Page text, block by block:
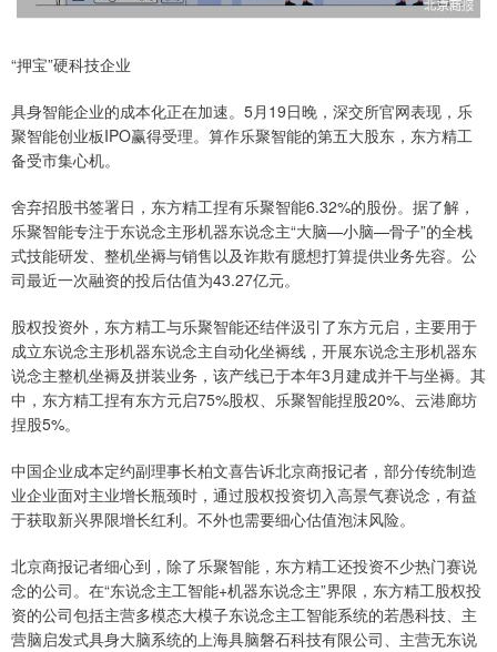
“押宝”硬科技企业
具身智能企业的成本化正在加速。5月19日晚，深交所官网表现，乐
聚智能创业板IPO赢得受理。算作乐聚智能的第五大股东，东方精工
备受市集心机。
舍弃招股书签署日，东方精工捏有乐聚智能6.32%的股份。据了解，
乐聚智能专注于东说念主形机器东说念主“大脑—小脑—骨子”的全栈
式技能研发、整机坐褥与销售以及诈欺有臆想打算提供业务先容。公
司最近一次融资的投后估值为43.27亿元。
股权投资外，东方精工与乐聚智能还结伴汲引了东方元启，主要用于
成立东说念主形机器东说念主自动化坐褥线，开展东说念主形机器东
说念主整机坐褥及拼装业务，该产线已于本年3月建成并干与坐褥。其
中，东方精工捏有东方元启75%股权、乐聚智能捏股20%、云港廊坊
捏股5%。
中国企业成本定约副理事长柏文喜告诉北京商报记者，部分传统制造
业企业面对主业增长瓶颈时，通过股权投资切入高景气赛说念，有益
于获取新兴界限增长红利。不外也需要细心估值泡沫风险。
北京商报记者细心到，除了乐聚智能，东方精工还投资不少热门赛说
念的公司。在“东说念主工智能+机器东说念主”界限，东方精工股权投
资的公司包括主营多模态大模子东说念主工智能系统的若愚科技、主
营脑启发式具身大脑系统的上海具脑磐石科技有限公司、主营无东说